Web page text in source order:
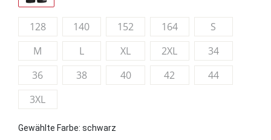
128 140 152 164
S
M
L XL 2XL
34
36
38 40 42
44
3XL
Gewählte Farbe: schwarz